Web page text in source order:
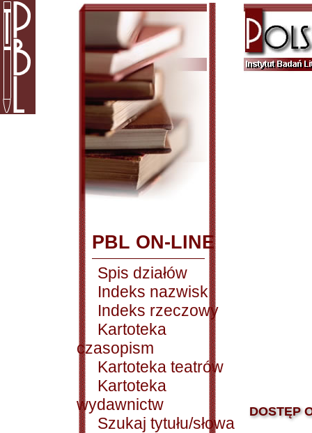
PBL ON-LINE
Spis działów
Indeks nazwisk
Indeks rzeczowy
Kartoteka
czasopism
Kartoteka teatrów
Kartoteka
wydawnictw
Szukaj tytułu/słowa
DOSTĘP